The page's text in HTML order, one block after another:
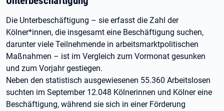
Die Unterbeschäftigung – sie erfasst die Zahl der
Kölner*innen, die insgesamt eine Beschäftigung suchen,
darunter viele Teilnehmende in arbeitsmarktpolitischen
Maßnahmen – ist im Vergleich zum Vormonat gesunken
und zum Vorjahr gestiegen.
Neben den statistisch ausgewiesenen 55.360 Arbeitslosen
suchten im September 12.048 Kölnerinnen und Kölner eine
Beschäftigung, während sie sich in einer Förderung